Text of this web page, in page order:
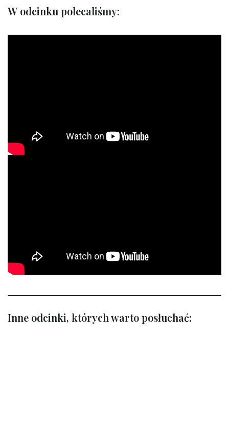
W odcinku polecaliśmy:
Inne odcinki, których warto posłuchać: